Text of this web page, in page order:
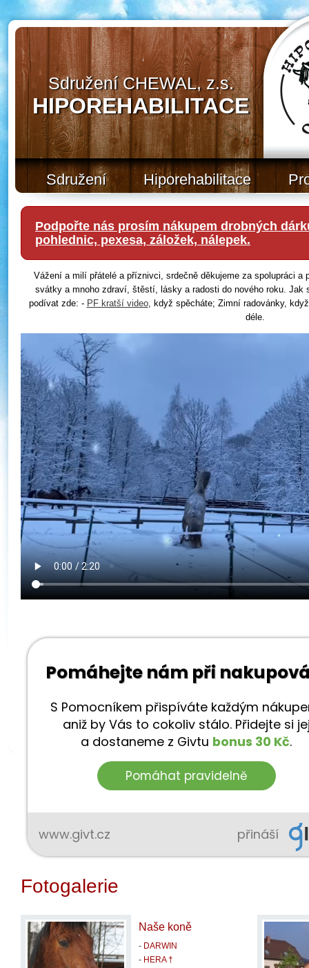
Sdružení CHEWAL, z.s.
HIPOREHABILITACE
Sdružení Hiporehabilitace
Podpořte nás prosím nákupem drobných
pohlednic, pexesa, záložek, nálepek.
Vážení a milí přátelé a příznivci, srdečně děkujeme za spolupráci a
svátky a mnoho zdraví, štěstí, lásky a radosti do nového roku.
podívat zde: - PF kratší video, když spěcháte; Zimní radovánky,
déle.
Fotogalerie
Naše koně
- DARWIN
- HERA †